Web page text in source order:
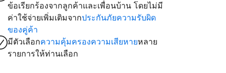
ข้อเรียกร้องจากลูกค้าและเพื่อนบ้าน โดยไม่มี
ค่าใช้จ่ายเพิ่มเติมจากประกันภัยความรับผิด
ของคู่ค้า
มีตัวเลือกความคุ้มครองความเสียหายหลาย
รายการให้ท่านเลือก